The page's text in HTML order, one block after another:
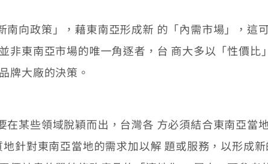
向政策」，藉東南亞形成新 的「內需市場」，這
非東南亞市場的唯一角逐者，台 商大多以「性價
牌大廠的決策。
某些領域脫穎而出，台灣各 方必須結合東南亞當
針對東南亞當地的需求加以解 題或服務，以形成